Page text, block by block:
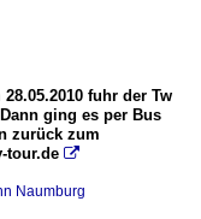
fuhr der Tw
ging es per Bus
zurück zum
tour.de 
Naumburg